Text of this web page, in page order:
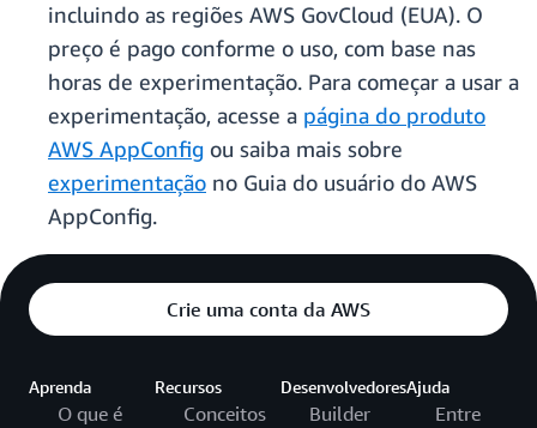
incluindo as regiões AWS GovCloud (EUA). O
preço é pago conforme o uso, com base nas
horas de experimentação. Para começar a usar a
experimentação, acesse a página do produto
AWS AppConfig ou saiba mais sobre
experimentação no Guia do usuário do AWS
AppConfig.
Crie uma conta da AWS
Aprenda
O que é
Recursos
Conceitos
Desenvolvedores
Builder
Ajuda
Entre